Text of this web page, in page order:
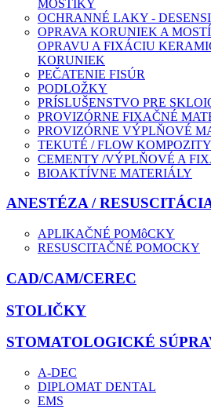
MOSTÍKY
OCHRANNÉ LAKY -
OPRAVA KORUNIEK A
OPRAVU A FIXÁCIU
KORUNIEK
PEČATENIE FISÚR
PODLOŽKY
PRÍSLUŠENSTVO PRE
PROVIZÓRNE FIXAČNÉ
PROVIZÓRNE VÝPLŇOVÉ
TEKUTÉ / FLOW KOMPOZITY
CEMENTY /VÝPLŇOVÉ A
BIOAKTÍVNE MATERIÁLY
ANESTÉZA /
APLIKAČNÉ POMôCKY
RESUSCITAČNÉ POMOCKY
CAD/CAM/CEREC
STOLIČKY
STOMATOLOGICKÉ
A-DEC
DIPLOMAT DENTAL
EMS